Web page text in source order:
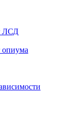
ЛСД
опиума